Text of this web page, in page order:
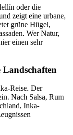
oder die
zeigt eine urbane,
grüne Hügel,
Wer Natur,
einen sehr
Reise. Der
Nach Salsa, Rum
Inka-